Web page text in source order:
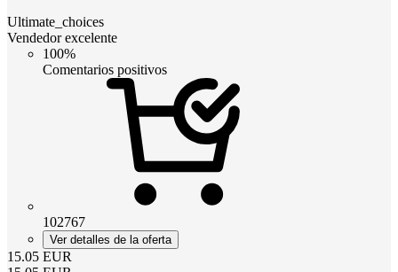
Ultimate_choices
Vendedor excelente
100%
Comentarios positivos
102767
Ver detalles de la oferta
15.05 EUR